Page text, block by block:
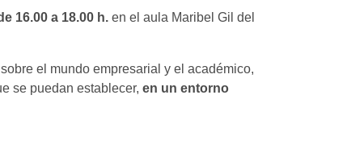
16.00 a 18.00 h. en el aula Maribel Gil del
el mundo empresarial y el académico,
se puedan establecer, en un entorno